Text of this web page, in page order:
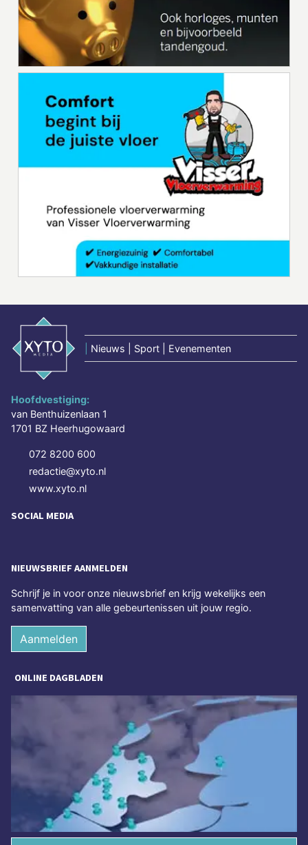
Nieuws | Sport | Evenementen
Hoofdvestiging:
van Benthuizenlaan 1
1701 BZ Heerhugowaard
072 8200 600
redactie@xyto.nl
www.xyto.nl
SOCIAL MEDIA
NIEUWSBRIEF AANMELDEN
Schrijf je in voor onze nieuwsbrief en krijg wekelijks een
samenvatting van alle gebeurtenissen uit jouw regio.
Aanmelden
ONLINE DAGBLADEN